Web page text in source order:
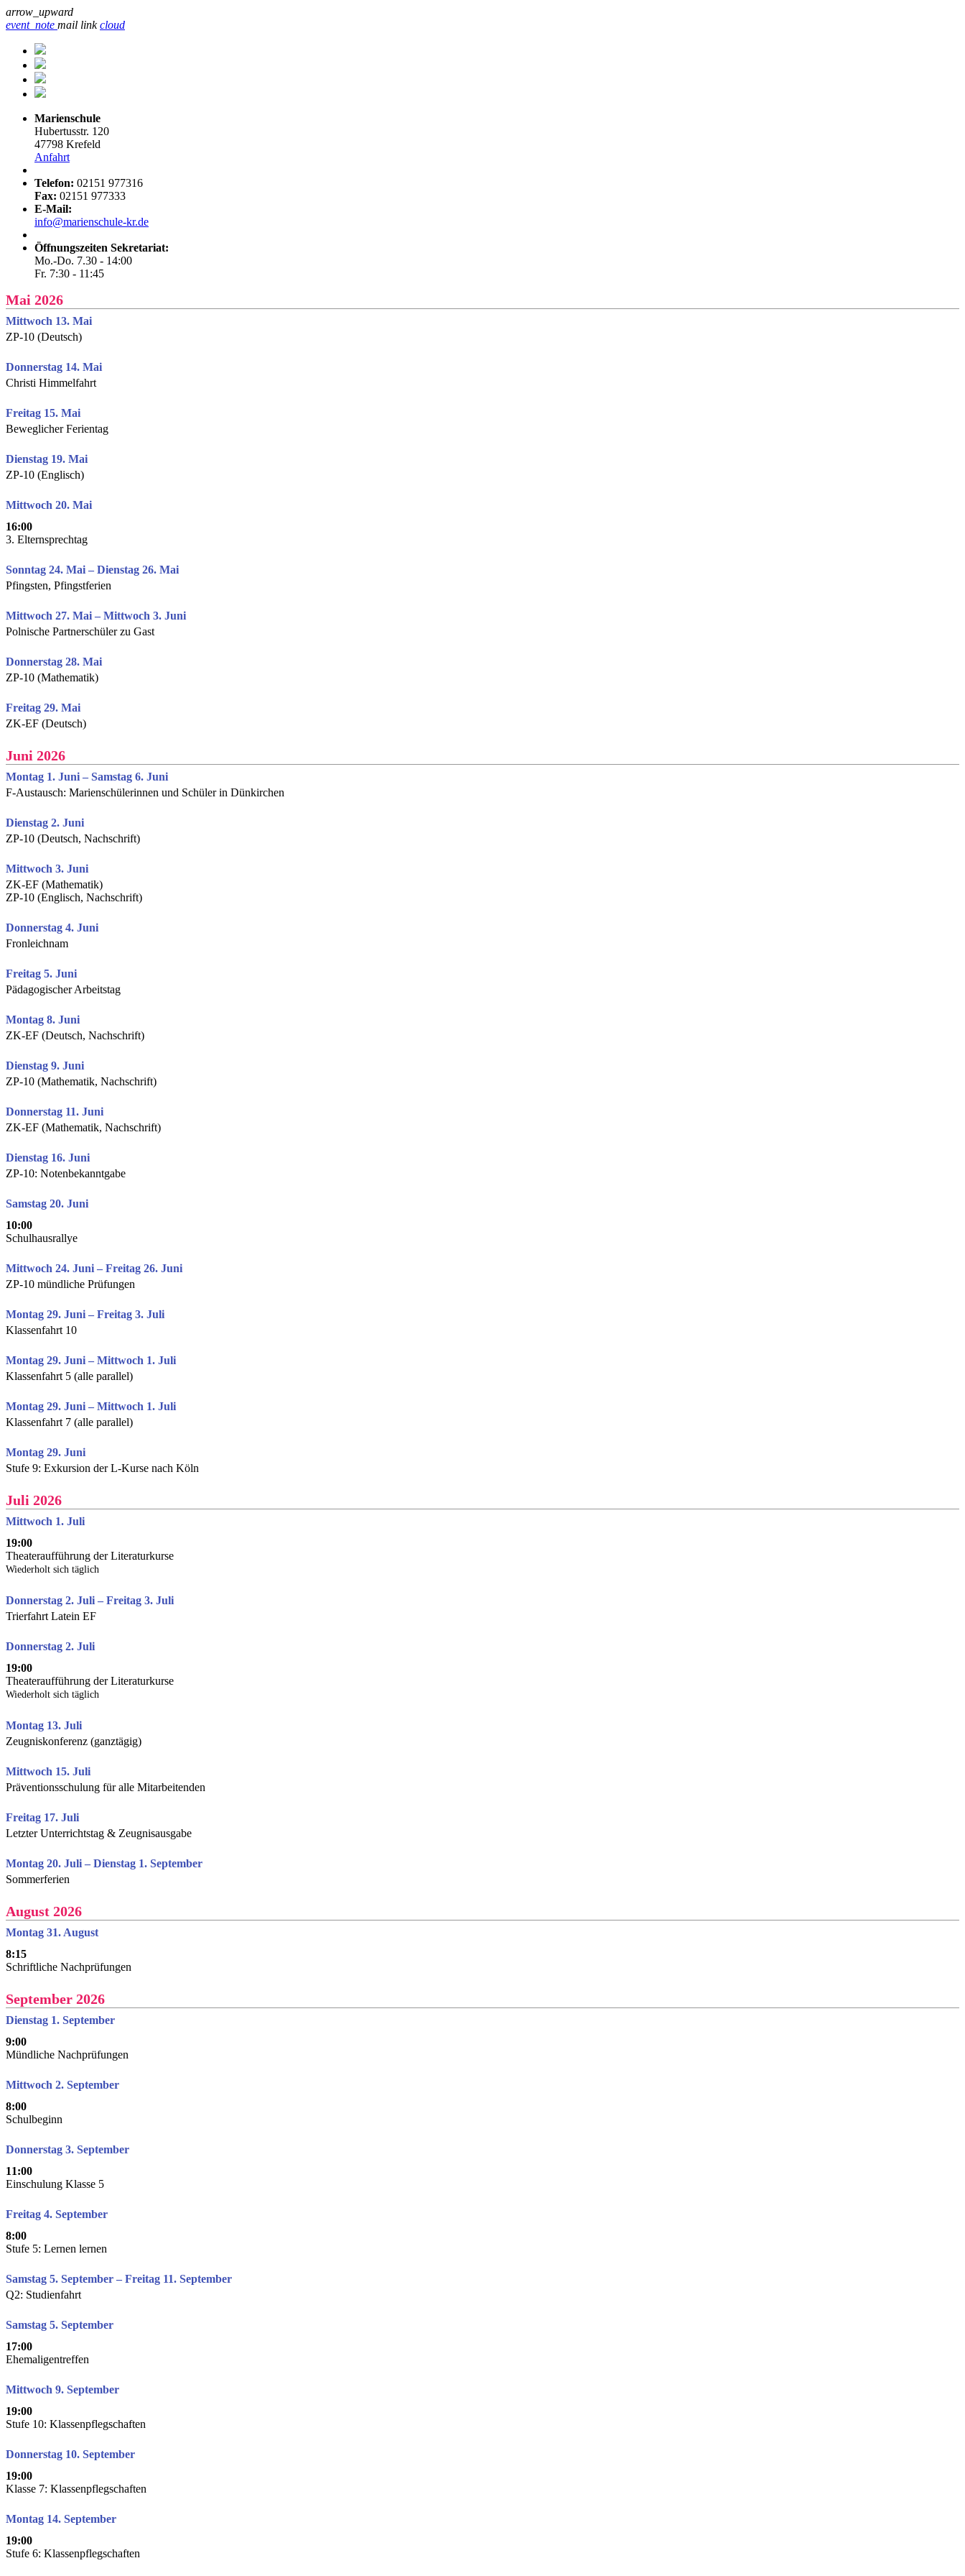
arrow_upward
event_note mail link cloud
Marienschule
Hubertusstr. 120
47798 Krefeld
Anfahrt
Telefon: 02151 977316
Fax: 02151 977333
E-Mail:
info@marienschule-kr.de
Öffnungszeiten Sekretariat:
Mo.-Do. 7.30 - 14:00
Fr. 7:30 - 11:45
Mai 2026
Mittwoch 13. Mai
ZP-10 (Deutsch)
Donnerstag 14. Mai
Christi Himmelfahrt
Freitag 15. Mai
Beweglicher Ferientag
Dienstag 19. Mai
ZP-10 (Englisch)
Mittwoch 20. Mai
16:00
3. Elternsprechtag
Sonntag 24. Mai – Dienstag 26. Mai
Pfingsten, Pfingstferien
Mittwoch 27. Mai – Mittwoch 3. Juni
Polnische Partnerschüler zu Gast
Donnerstag 28. Mai
ZP-10 (Mathematik)
Freitag 29. Mai
ZK-EF (Deutsch)
Juni 2026
Montag 1. Juni – Samstag 6. Juni
F-Austausch: Marienschülerinnen und Schüler in Dünkirchen
Dienstag 2. Juni
ZP-10 (Deutsch, Nachschrift)
Mittwoch 3. Juni
ZK-EF (Mathematik)
ZP-10 (Englisch, Nachschrift)
Donnerstag 4. Juni
Fronleichnam
Freitag 5. Juni
Pädagogischer Arbeitstag
Montag 8. Juni
ZK-EF (Deutsch, Nachschrift)
Dienstag 9. Juni
ZP-10 (Mathematik, Nachschrift)
Donnerstag 11. Juni
ZK-EF (Mathematik, Nachschrift)
Dienstag 16. Juni
ZP-10: Notenbekanntgabe
Samstag 20. Juni
10:00
Schulhausrallye
Mittwoch 24. Juni – Freitag 26. Juni
ZP-10 mündliche Prüfungen
Montag 29. Juni – Freitag 3. Juli
Klassenfahrt 10
Montag 29. Juni – Mittwoch 1. Juli
Klassenfahrt 5 (alle parallel)
Montag 29. Juni – Mittwoch 1. Juli
Klassenfahrt 7 (alle parallel)
Montag 29. Juni
Stufe 9: Exkursion der L-Kurse nach Köln
Juli 2026
Mittwoch 1. Juli
19:00
Theateraufführung der Literaturkurse
Wiederholt sich täglich
Donnerstag 2. Juli – Freitag 3. Juli
Trierfahrt Latein EF
Donnerstag 2. Juli
19:00
Theateraufführung der Literaturkurse
Wiederholt sich täglich
Montag 13. Juli
Zeugniskonferenz (ganztägig)
Mittwoch 15. Juli
Präventionsschulung für alle Mitarbeitenden
Freitag 17. Juli
Letzter Unterrichtstag & Zeugnisausgabe
Montag 20. Juli – Dienstag 1. September
Sommerferien
August 2026
Montag 31. August
8:15
Schriftliche Nachprüfungen
September 2026
Dienstag 1. September
9:00
Mündliche Nachprüfungen
Mittwoch 2. September
8:00
Schulbeginn
Donnerstag 3. September
11:00
Einschulung Klasse 5
Freitag 4. September
8:00
Stufe 5: Lernen lernen
Samstag 5. September – Freitag 11. September
Q2: Studienfahrt
Samstag 5. September
17:00
Ehemaligentreffen
Mittwoch 9. September
19:00
Stufe 10: Klassenpflegschaften
Donnerstag 10. September
19:00
Klasse 7: Klassenpflegschaften
Montag 14. September
19:00
Stufe 6: Klassenpflegschaften